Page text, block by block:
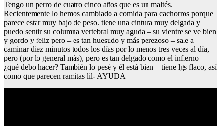
Tengo un perro de cuatro cinco años que es un maltés.
Recientemente lo hemos cambiado a comida para cachorros porque
parece estar muy bajo de peso. tiene una cintura muy delgada y
puedo sentir su columna vertebral muy aguda – su vientre se ve bien
y gordo y feliz pero – es tan huesudo y más perezoso – sale a
caminar diez minutos todos los días por lo menos tres veces al día,
pero (por lo general más), pero es tan delgado como el infierno –
¿qué debo hacer? También lo pesé y él está bien – tiene lgs flaco, así
como que parecen ramitas lil- AYUDA